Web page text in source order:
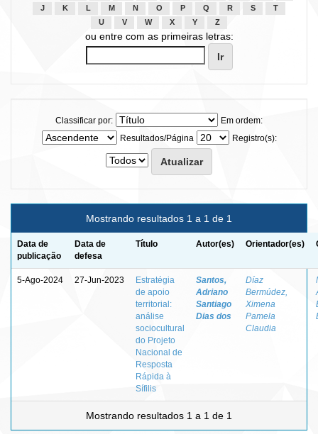
J
K L M N O P Q R S
T
U
V W X Y Z
ou entre com as primeiras letras:
Classificar por:
Em ordem:
Resultados/Página
Registro(s):
Mostrando resultados 1 a 1 de 1
Data de
publicação
Data de
defesa
Título Autor(es) Orientador(es)
5-Ago-2024 27-Jun-2023
Estratégia
de apoio
territorial:
análise
sociocultural
do Projeto
Nacional de
Resposta
Rápida à
Sífilis
Santos,
Adriano
Santiago
Dias dos
Díaz
Bermúdez,
Ximena
Pamela
Claudia
Mostrando resultados 1 a 1 de 1